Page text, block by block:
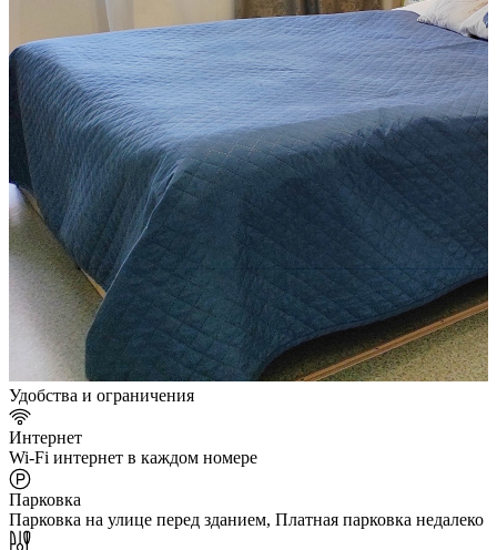
Удобства и ограничения
Интернет
Wi-Fi интернет в каждом номере
Парковка
Парковка на улице перед зданием, Платная парковка недалеко